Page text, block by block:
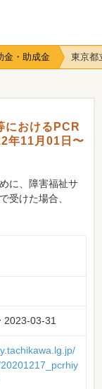
金・助成金 東京都
におけるPCR
年11月01日〜
に、障害福祉サ
受けた場合、
2023-03-31